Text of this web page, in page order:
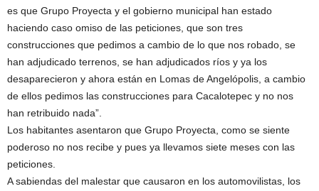
es que Grupo Proyecta y el gobierno municipal han estado
haciendo caso omiso de las peticiones, que son tres
construcciones que pedimos a cambio de lo que nos robado, se
han adjudicado terrenos, se han adjudicados ríos y ya los
desaparecieron y ahora están en Lomas de Angelópolis, a cambio
de ellos pedimos las construcciones para Cacalotepec y no nos
han retribuido nada”.
Los habitantes asentaron que Grupo Proyecta, como se siente
poderoso no nos recibe y pues ya llevamos siete meses con las
peticiones.
A sabiendas del malestar que causaron en los automovilistas, los